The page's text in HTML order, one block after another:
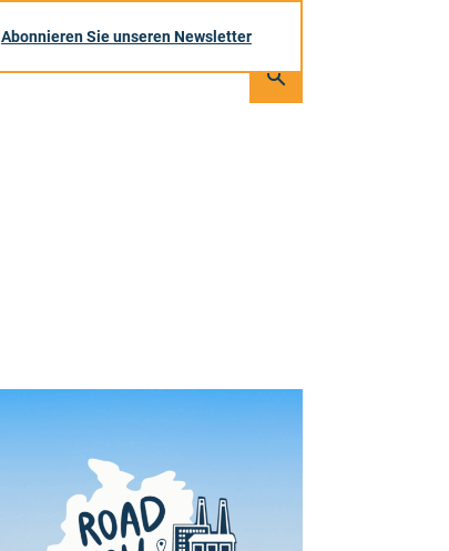
Abonnieren Sie unseren Newsletter
durchsuchen
Suchen